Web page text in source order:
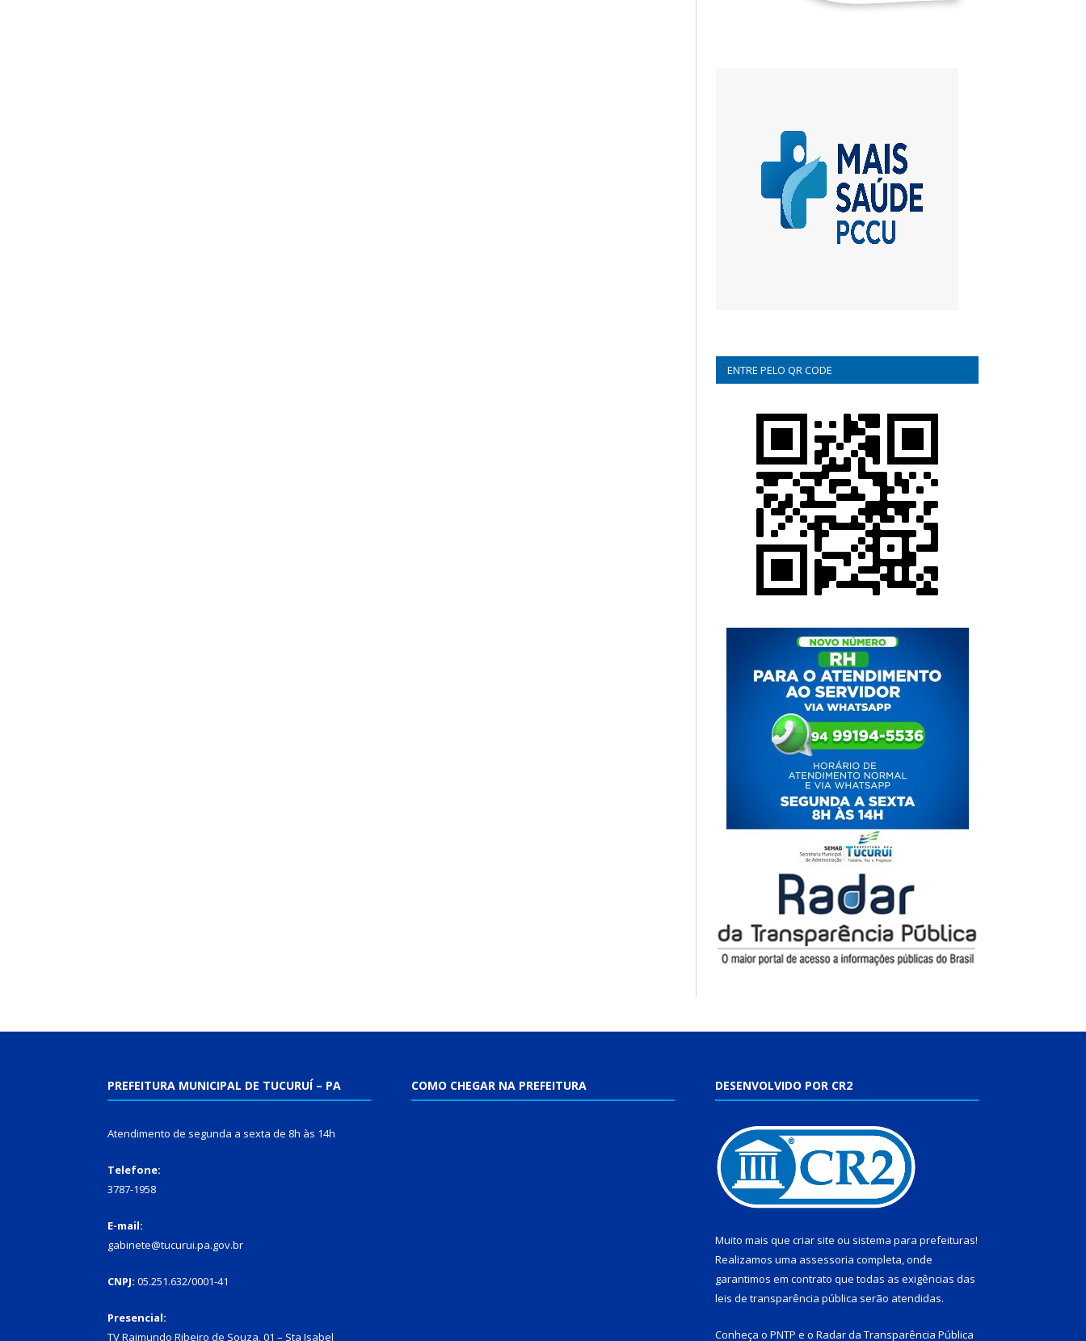
ENTRE PELO QR CODE
PREFEITURA MUNICIPAL DE TUCURUÍ – PA
Atendimento de segunda a sexta de 8h às 14h
Telefone:
3787-1958
E-mail:
gabinete@tucurui.pa.gov.br
CNPJ: 05.251.632/0001-41
Presencial:
TV Raimundo Ribeiro de Souza, 01 – Sta Isabel
COMO CHEGAR NA PREFEITURA DESENVOLVIDO POR CR2
Muito mais que criar site ou sistema para prefeituras!
Realizamos uma assessoria completa, onde
garantimos em contrato que todas as exigências das
leis de transparência pública serão atendidas.
Conheça o PNTP e o Radar da Transparência Pública